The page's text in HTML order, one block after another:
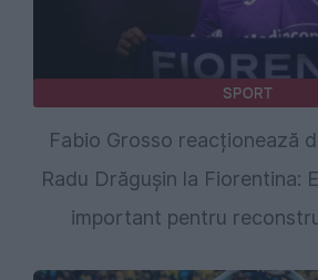
SPORT
Fabio Grosso reacționează
Radu Drăgușin la Fiorentina:
important pentru